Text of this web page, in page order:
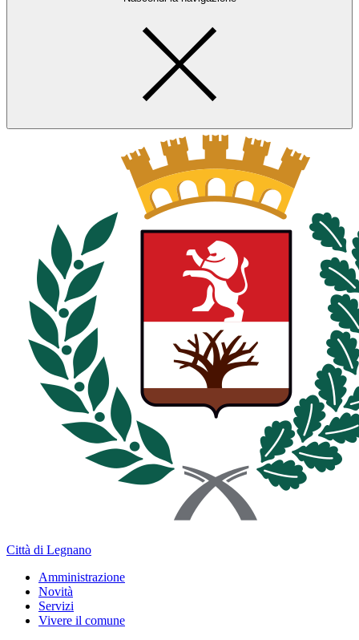
Città di Legnano
Amministrazione
Novità
Servizi
Vivere il comune